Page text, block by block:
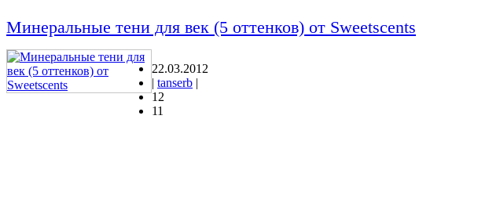
Минеральные тени для век (5 оттенков) от Sweetscents
22.03.2012
| tanserb |
12
11